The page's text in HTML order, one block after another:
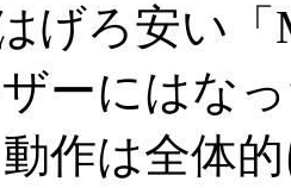
げろ安い
ーにはな
作は全体